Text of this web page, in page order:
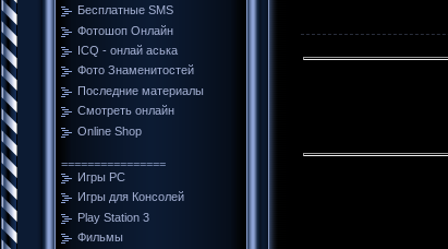
Бесплатные SMS
Фотошоп Онлайн
ICQ - онлай аська
Фото Знаменитостей
Последние материалы
Смотреть онлайн
Online Shop
================
Игры PC
Игры для Консолей
Play Station 3
Фильмы